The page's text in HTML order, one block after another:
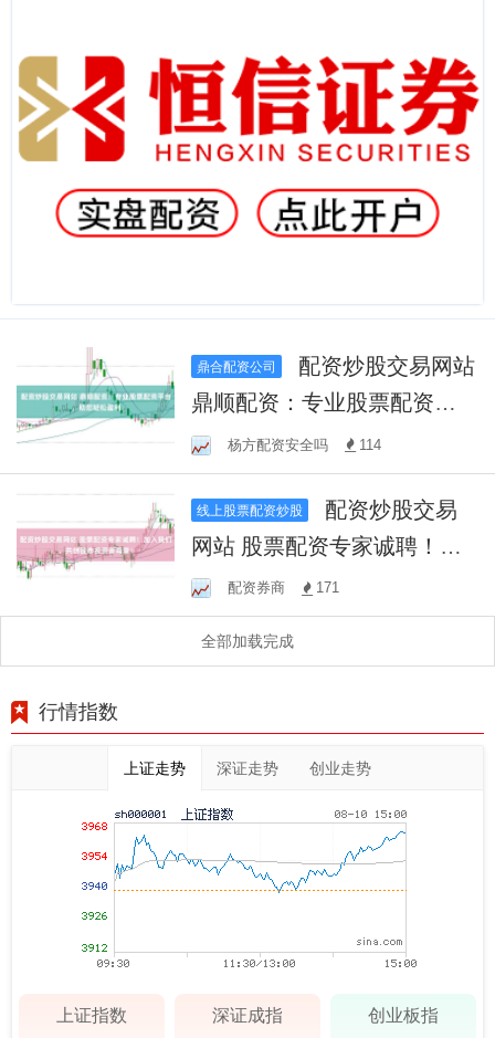
鼎合配资公司
鼎顺配资：专业股票配资平
台，助您轻松盈利
杨方配资安全吗 114
线上股票配资炒股
网站 股票配资专家诚聘！加
入我们，共创股市投资新篇
章！
配资券商 171
全部加载完成
行情指数
上证走势 深证走势 创业走势
上证指数 深证成指 创业板指